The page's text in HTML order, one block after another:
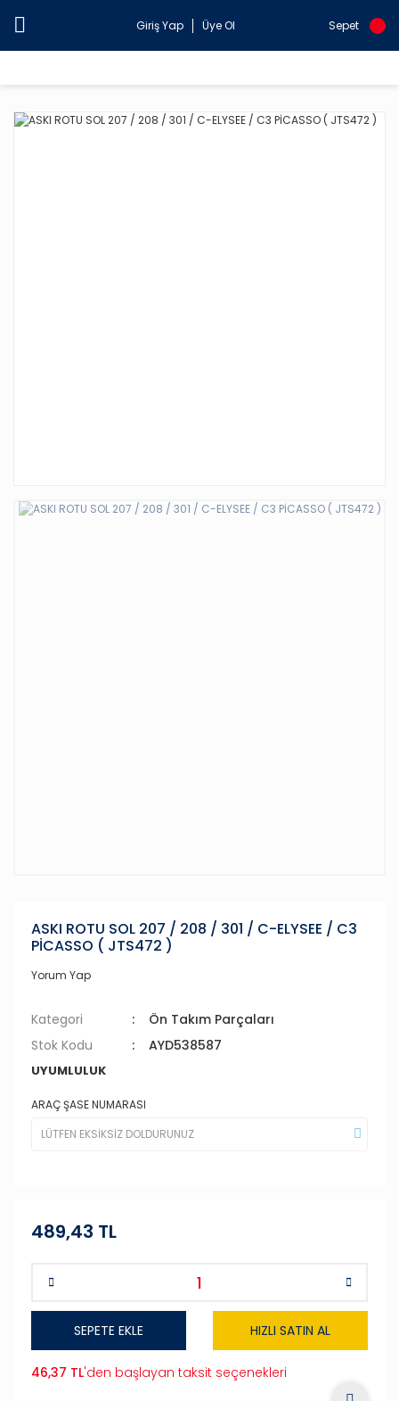
Giriş Yap Üye Ol Sepet
ASKI ROTU SOL 207 / 208 / 301 / C-ELYSEE / C3
PİCASSO ( JTS472 )
Yorum Yap
Kategori
Ön Takım Parçaları
Stok Kodu
AYD538587
UYUMLULUK
ARAÇ ŞASE NUMARASI
489,43 TL
SEPETE EKLE HIZLI SATIN AL
46,37 TL'den başlayan taksit seçenekleri